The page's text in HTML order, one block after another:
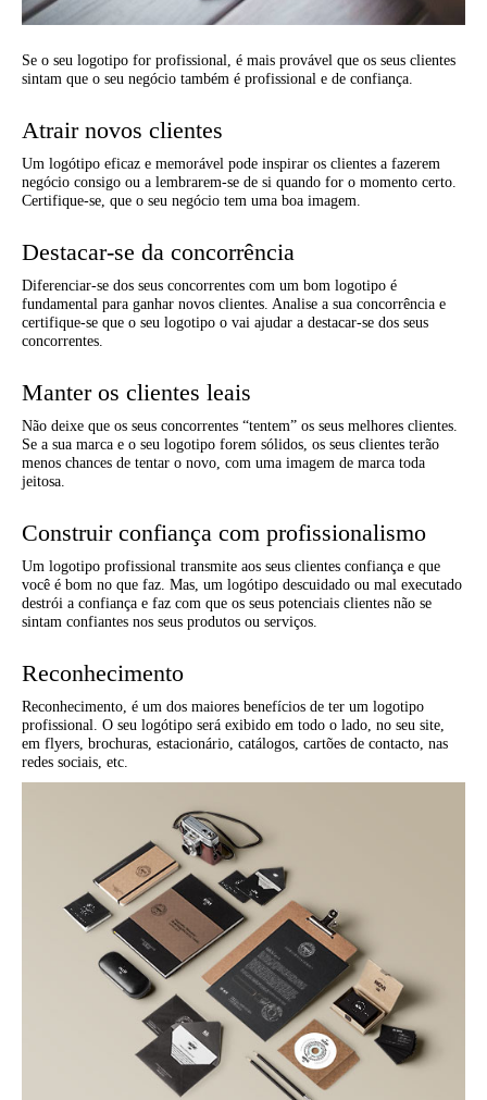
Se o seu logotipo for profissional, é mais provável que os seus clientes
sintam que o seu negócio também é profissional e de confiança.
Atrair novos clientes
Um logótipo eficaz e memorável pode inspirar os clientes a fazerem
negócio consigo ou a lembrarem-se de si quando for o momento certo.
Certifique-se, que o seu negócio tem uma boa imagem.
Destacar-se da concorrência
Diferenciar-se dos seus concorrentes com um bom logotipo é
fundamental para ganhar novos clientes. Analise a sua concorrência e
certifique-se que o seu logotipo o vai ajudar a destacar-se dos seus
concorrentes.
Manter os clientes leais
Não deixe que os seus concorrentes “tentem” os seus melhores clientes.
Se a sua marca e o seu logotipo forem sólidos, os seus clientes terão
menos chances de tentar o novo, com uma imagem de marca toda
jeitosa.
Construir confiança com profissionalismo
Um logotipo profissional transmite aos seus clientes confiança e que
você é bom no que faz. Mas, um logótipo descuidado ou mal executado
destrói a confiança e faz com que os seus potenciais clientes não se
sintam confiantes nos seus produtos ou serviços.
Reconhecimento
Reconhecimento, é um dos maiores benefícios de ter um logotipo
profissional. O seu logótipo será exibido em todo o lado, no seu site,
em flyers, brochuras, estacionário, catálogos, cartões de contacto, nas
redes sociais, etc.